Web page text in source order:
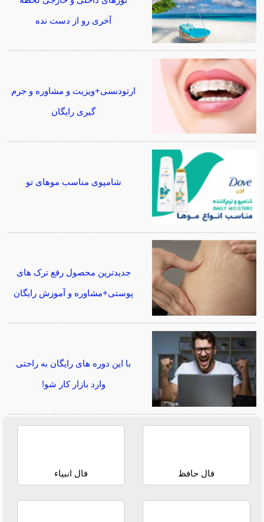
آخری رو از دست نده
ارتودنسی+ویزیت و مشاوره و جرم
گیری رایگان
شامپوی مناسب موهای تو
جدیدترین محصول رفع ترک های
پوستی+مشاوره و آموزش رایگان
با این دوره های رایگان به راحتی
وارد بازار کار شو!
فال حافظ فال انبیاء